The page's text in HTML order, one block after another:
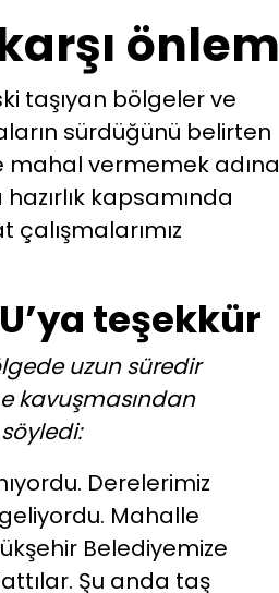
önlem
taşıyan bölgeler ve
sürdüğünü belirten
mahal vermemek adına
kapsamında
teşekkür
uzun süredir
kavuşmasından
Derelerimiz
Mahalle
Belediyemize
Şu anda taş